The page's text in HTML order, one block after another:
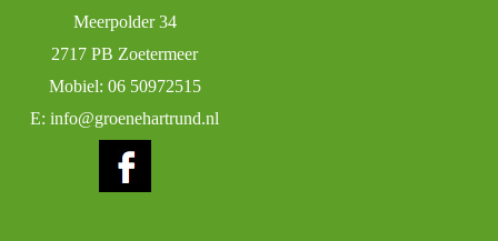
Meerpolder 34
2717 PB Zoetermeer
Mobiel: 06 50972515
E: info@groenehartrund.nl